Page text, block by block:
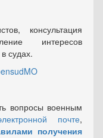
консультация
интересов
судах.
вопросы военным
почте,
получения